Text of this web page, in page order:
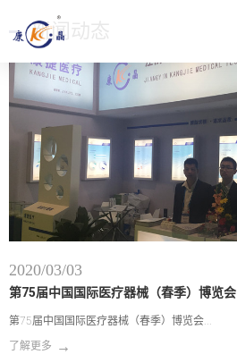
新闻动态
2020/03/03
第75届中国国际医疗器械（春季）博览会
第75届中国国际医疗器械（春季）博览会...
了解更多
→